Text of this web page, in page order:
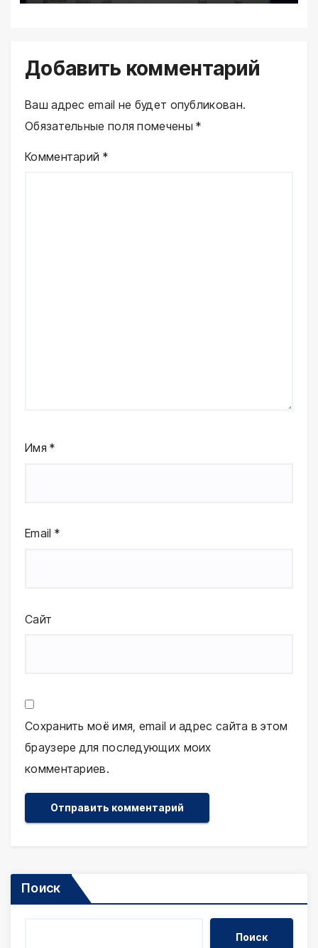
Добавить комментарий
Ваш адрес email не будет опубликован.
Обязательные поля помечены*
Комментарий *
Имя*
Email *
Сайт
Сохранить моё имя, email и адрес сайта в этом
браузере для последующих моих
комментариев.
Поиск
Поиск